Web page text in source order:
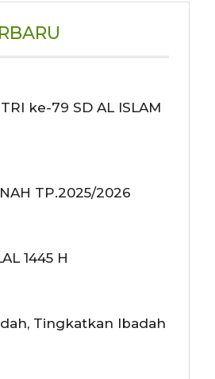
ke-79 SD AL ISLAM
TP.2025/2026
1445 H
Tingkatkan Ibadah